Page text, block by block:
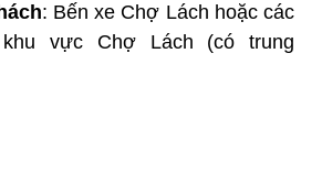
: Bến xe Chợ Lách hoặc các
vực Chợ Lách (có trung